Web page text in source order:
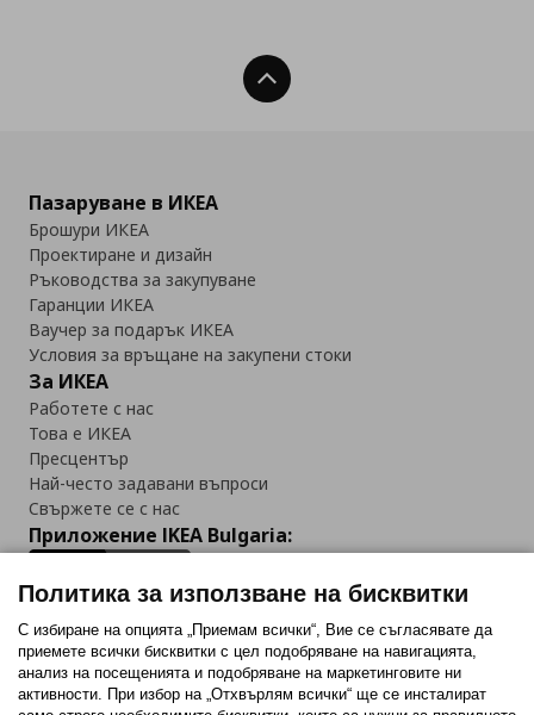
Нагоре
Пазаруване в ИКЕА
Брошури ИКЕА
Проектиране и дизайн
Ръководства за закупуване
Гаранции ИКЕА
Ваучер за подарък ИКЕА
Условия за връщане на закупени стоки
За ИКЕА
Работете с нас
Това е ИКЕА
Пресцентър
Най-често задавани въпроси
Свържете се с нас
Приложение IKEA Bulgaria:
Последвайте ни:
FacebookTwitterYoutubePinterestInstagram
Политика за използване на бисквитки
С избиране на опцията „Приемам всички“, Вие се съгласявате да
приемете всички бисквитки с цел подобряване на навигацията,
анализ на посещенията и подобряване на маркетинговите ни
активности. При избор на „Отхвърлям всички“ ще се инсталират